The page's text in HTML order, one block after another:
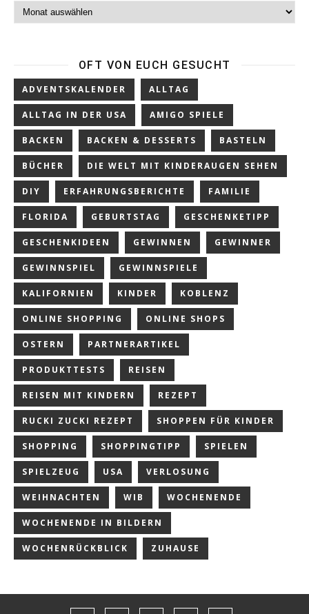
Archiv
OFT VON EUCH GESUCHT
ADVENTSKALENDER ALLTAG
ALLTAG IN DER USA AMIGO SPIELE
BACKEN BACKEN & DESSERTS BASTELN
BÜCHER DIE WELT MIT KINDERAUGEN SEHEN
DIY ERFAHRUNGSBERICHTE FAMILIE
FLORIDA GEBURTSTAG GESCHENKETIPP
GESCHENKIDEEN GEWINNEN GEWINNER
GEWINNSPIEL GEWINNSPIELE
KALIFORNIEN KINDER KOBLENZ
ONLINE SHOPPING ONLINE SHOPS
OSTERN PARTNERARTIKEL
PRODUKTTESTS REISEN
REISEN MIT KINDERN REZEPT
RUCKI ZUCKI REZEPT SHOPPEN FÜR KINDER
SHOPPING SHOPPINGTIPP SPIELEN
SPIELZEUG USA VERLOSUNG
WEIHNACHTEN WIB WOCHENENDE
WOCHENENDE IN BILDERN
WOCHENRÜCKBLICK ZUHAUSE